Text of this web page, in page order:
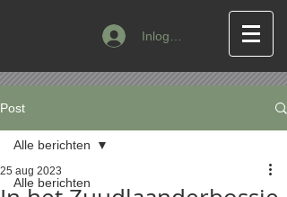
Inloggen
Post
Alle berichten
Alle berichten
25 aug 2023